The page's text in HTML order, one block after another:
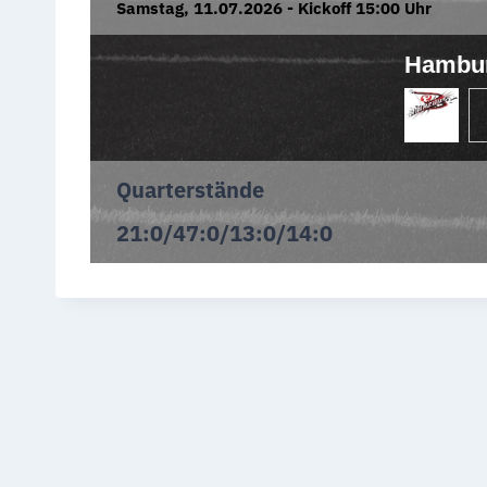
Samstag, 11.07.2026 - Kickoff 15:00 Uhr
Quarterstände
21:0/47:0/13:0/14:0